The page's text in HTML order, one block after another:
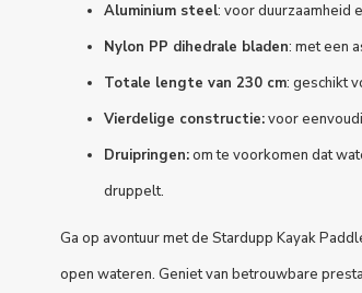
Aluminium steel: voor duurzaamheid
Nylon PP dihedrale bladen: met een
Totale lengte van 230 cm: geschikt
Vierdelige constructie:voor
Druipringen:om te voorkomen dat
druppelt.
Ga op avontuur met de Stardupp Kayak
open wateren. Geniet van betrouwbare